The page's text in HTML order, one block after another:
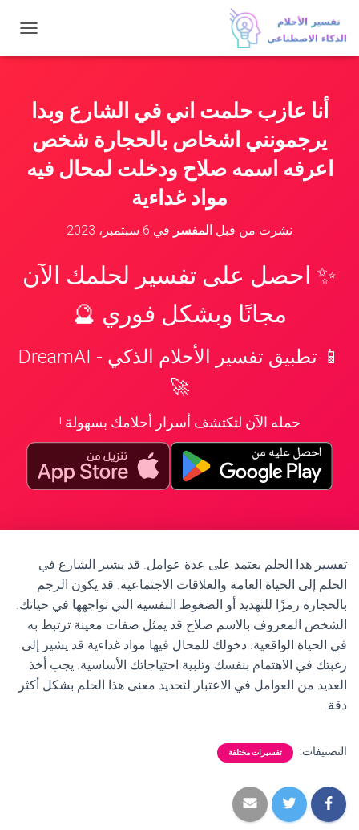
ب
ق
أنا عازب حلمت اني في الشارع وبدا
يرجمونني اشخاص بالحجارة شخص
اعرفه اسمه صلاح ودخلت لمحال فيه
مواد غداءية
نشرت من قبل المفسر في 6 سبتمبر، 2023
✨ احصل على تفسير لحلمك الآن
مجانًا وبشكل فوري 🔮
📱 تطبيق تفسير الأحلام الذكي - DreamAI
🚀
حمله الآن لتكتشف أسرار أحلامك بسهولة !
تفسير هذا الحلم يعتمد على عدة عوامل. قد يشير الشارع في
الحلم إلى الحياة العامة والعلاقات الاجتماعية. قد يكون الرجم
بالحجارة رمزًا للتهديد أو الضغوط النفسية التي تواجهها في حياتك.
الشخص المعروف بالاسم صلاح قد يمثل صفات معينة ترتبط به
في الحياة الواقعية. دخولك للمحال فيها مواد غداءية قد يشير إلى
رغبتك في الاهتمام بنفسك وتلبية احتياجاتك الأساسية. يجب أخذ
العديد من العوامل في الاعتبار لتحديد معنى هذا الحلم بشكل أكثر
دقة.
التصنيفات: تفسيرات مختلفة